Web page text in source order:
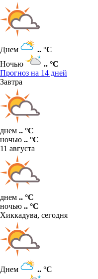
Днем
.. °C
Ночью
.. °C
Прогноз на 14 дней
Завтра
днем .. °C
ночью .. °C
11 августа
днем .. °C
ночью .. °C
Хиккадува, сегодня
Днем
.. °C